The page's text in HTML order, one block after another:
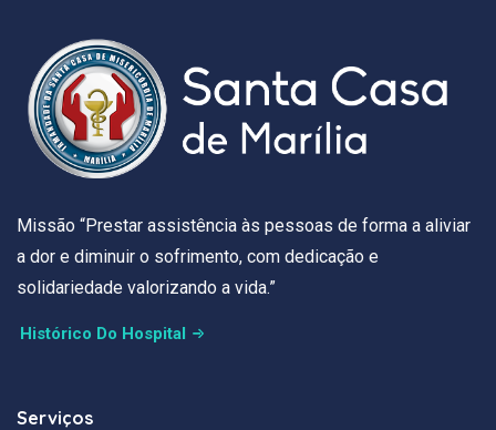
Missão “Prestar assistência às pessoas de forma a aliviar
a dor e diminuir o sofrimento, com dedicação e
solidariedade valorizando a vida.”
Histórico Do Hospital
Serviços